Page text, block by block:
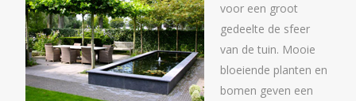
voor een groot
gedeelte de sfeer
van de tuin. Mooie
bloeiende planten en
bomen geven een